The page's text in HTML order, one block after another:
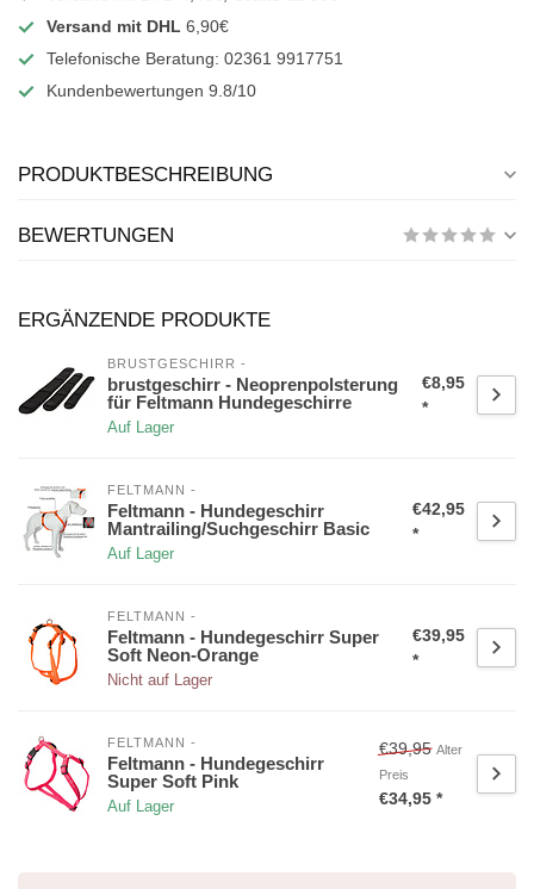
Versand mit DHL 6,90€
Telefonische Beratung: 02361 9917751
Kundenbewertungen 9.8/10
PRODUKTBESCHREIBUNG
BEWERTUNGEN
ERGÄNZENDE PRODUKTE
BRUSTGESCHIRR -
brustgeschirr - Neoprenpolsterung
für Feltmann Hundegeschirre
Auf Lager
€8,95
*
FELTMANN -
Feltmann - Hundegeschirr
Mantrailing/Suchgeschirr Basic
Auf Lager
€42,95
*
FELTMANN -
Feltmann - Hundegeschirr Super
Soft Neon-Orange
Nicht auf Lager
€39,95
*
FELTMANN -
Feltmann - Hundegeschirr
Super Soft Pink
Auf Lager
€39,95 Alter
Preis
€34,95 *